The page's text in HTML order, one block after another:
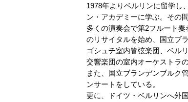
1978年よりベルリンに留学し
ン・アカデミーに学ぶ。その
多くの演奏会で第2フルート
のリサイタルを始め、国立ブ
ゴシュチ室内管弦楽団、ベル
交響楽団の室内オーケストラ
また、国立ブランデンブルク
ンサートをしている。
更に、ドイツ・ベルリンへ外